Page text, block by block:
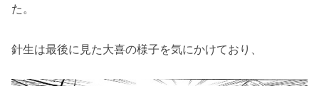
た。
針生は最後に見た大喜の様子を気にかけており、